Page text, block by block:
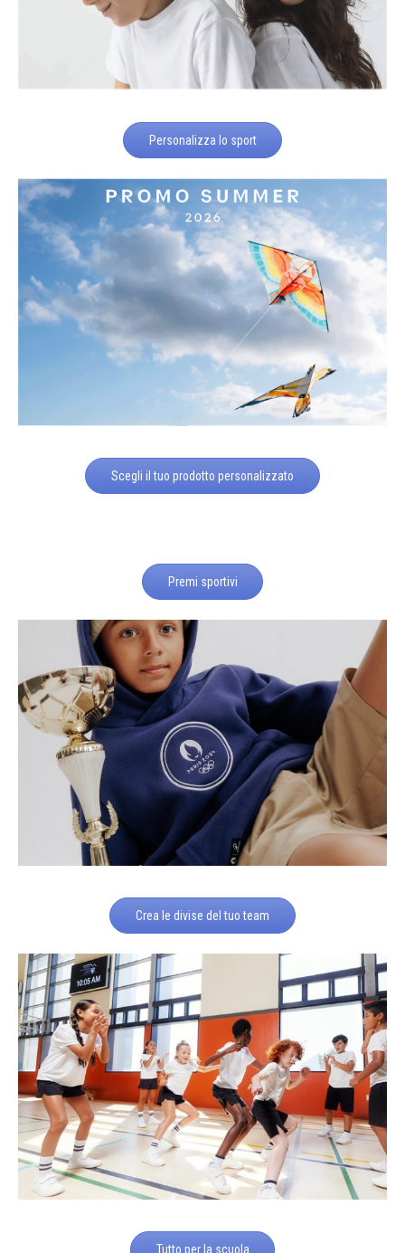
Personalizza lo sport
Scegli il tuo prodotto personalizzato
Premi sportivi
Crea le divise del tuo team
Tutto per la scuola